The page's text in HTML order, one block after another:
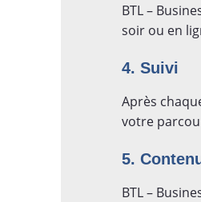
BTL –
soir ou en
4. Suivi
Après
votre
5.
BTL –